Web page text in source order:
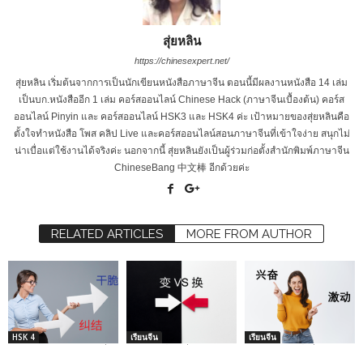
สุ่ยหลิน
https://chinesexpert.net/
สุ่ยหลิน เริ่มต้นจากการเป็นนักเขียนหนังสือภาษาจีน ตอนนี้มีผลงานหนังสือ 14 เล่ม
เป็นบก.หนังสืออีก 1 เล่ม คอร์สออนไลน์ Chinese Hack (ภาษาจีนเบื้องต้น) คอร์ส
ออนไลน์ Pinyin และ คอร์สออนไลน์ HSK3 และ HSK4 ค่ะ เป้าหมายของสุ่ยหลินคือ
ตั้งใจทำหนังสือ โพส คลิป Live และคอร์สออนไลน์สอนภาษาจีนที่เข้าใจง่าย สนุกไม่
น่าเบื่อแต่ใช้งานได้จริงค่ะ นอกจากนี้ สุ่ยหลินยังเป็นผู้ร่วมก่อตั้งสำนักพิมพ์ภาษาจีน
ChineseBang 中文棒 อีกด้วยค่ะ
RELATED ARTICLES MORE FROM AUTHOR
HSK 4 เรียนจีน เรียนจีน